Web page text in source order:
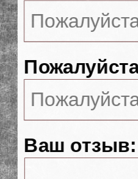
Ваш отзыв: